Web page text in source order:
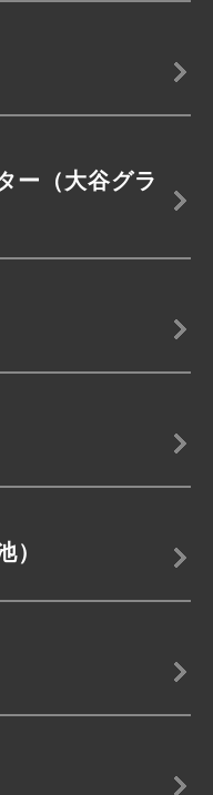
ー（大谷グラ
）